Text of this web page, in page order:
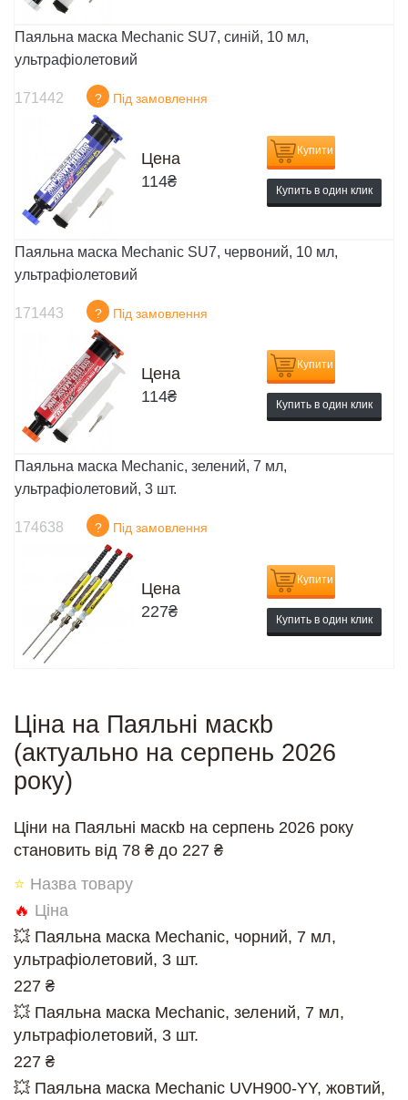
Паяльна маска Mechanic SU7, синій, 10 мл,
ультрафіолетовий
171442 ? Під замовлення
Цена
114₴
Купити
Купить в один клик
Паяльна маска Mechanic SU7, червоний, 10 мл,
ультрафіолетовий
171443 ? Під замовлення
Цена
114₴
Купити
Купить в один клик
Паяльна маска Mechanic, зелений, 7 мл,
ультрафіолетовий, 3 шт.
174638 ? Під замовлення
Цена
227₴
Купити
Купить в один клик
Ціна на Паяльні маскb
(актуально на серпень 2026
року)
Ціни на Паяльні маскb на серпень 2026 року
становить від 78 ₴ до 227 ₴
⭐ Назва товару
🔥 Ціна
💥 Паяльна маска Mechanic, чорний, 7 мл,
ультрафіолетовий, 3 шт.
227 ₴
💥 Паяльна маска Mechanic, зелений, 7 мл,
ультрафіолетовий, 3 шт.
227 ₴
💥 Паяльна маска Mechanic UVH900-YY, жовтий,